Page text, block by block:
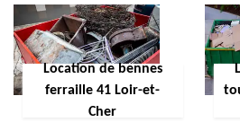
Location de bennes
ferraille 41 Loir-et-
Cher